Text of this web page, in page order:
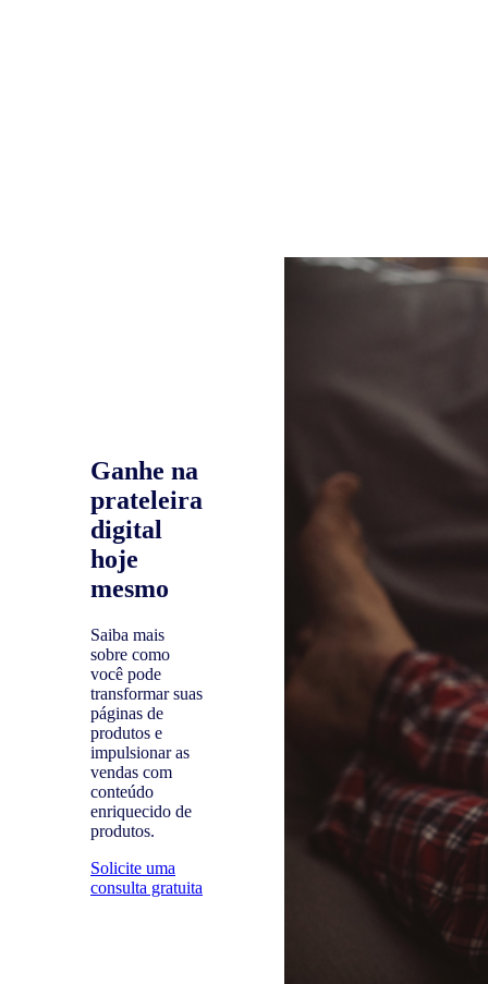
Ganhe na
prateleira
digital
hoje
mesmo
Saiba mais
sobre como
você pode
transformar suas
páginas de
produtos e
impulsionar as
vendas com
conteúdo
enriquecido de
produtos.
Solicite uma
consulta gratuita